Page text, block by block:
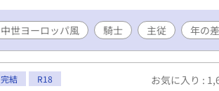
中世ヨーロッパ風 騎士 主従 年の差
完結 R18 お気に入り :